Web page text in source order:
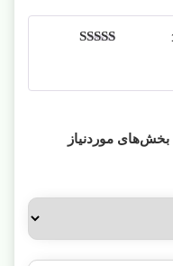
بخش‌های موردنیاز